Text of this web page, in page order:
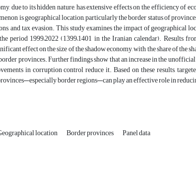
due to its hidden nature, has extensive effects on the efficiency of
is geographical location, particularly the border status of
and tax evasion. This study examines the impact of geographical
period 1999–2022 (1399–1401 in the Iranian calendar). Results
effect on the size of the shadow economy, with the share of
provinces. Further findings show that an increase in the
in corruption control reduce it. Based on these results,
border regions—can play an effective role in
location Border provinces Panel data